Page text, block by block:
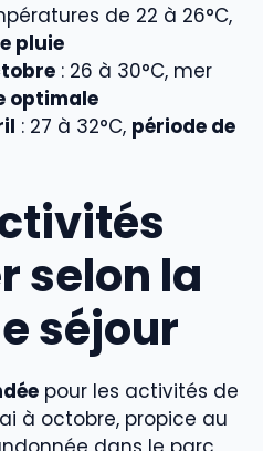
de 22 à 26°C,
pluie
: 26 à 30°C, mer
optimale
: 27 à 32°C, période de
selon la
séjour
pour les activités de
à octobre, propice au